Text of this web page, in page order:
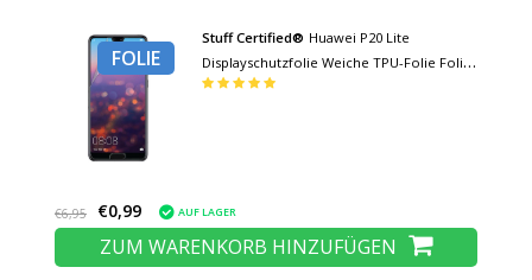
FOLIE
Stuff Certified® Huawei P20 Lite
Displayschutzfolie Weiche TPU-Folie Folie
PET-Folie
€6,95 €0,99 AUF LAGER
ZUM WARENKORB HINZUFÜGEN